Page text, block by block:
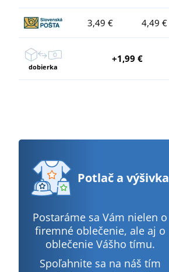
3,49 € 4,49 €
dobierka
+1,99 €
Potlača výšivka
Postaráme sa Vám nielen o
firemné oblečenie, ale aj o
oblečenie Vášho tímu.
Spoľahnite sa na náš tím